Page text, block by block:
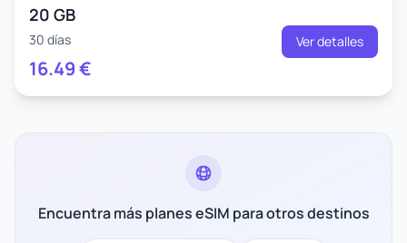
20 GB
30 días
16.49€
Ver detalles
Encuentra más planes eSIM para otros destinos